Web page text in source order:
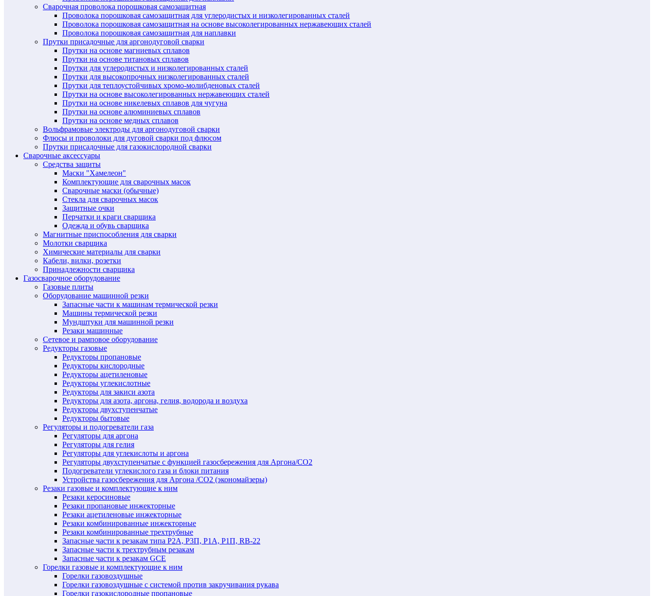
Сварочная проволока порошковая самозащитная
Проволока порошковая самозащитная для углеродистых и низколегированных сталей
Проволока порошковая самозащитная на основе высоколегированных нержавеющих сталей
Проволока порошковая самозащитная для наплавки
Прутки присадочные для аргонодуговой сварки
Прутки на основе магниевых сплавов
Прутки на основе титановых сплавов
Прутки для углеродистых и низколегированных сталей
Прутки для высокопрочных низколегированных сталей
Прутки для теплоустойчивых хромо-молибденовых сталей
Прутки на основе высоколегированных нержавеющих сталей
Прутки на основе никелевых сплавов для чугуна
Прутки на основе алюминиевых сплавов
Прутки на основе медных сплавов
Вольфрамовые электроды для аргонодуговой сварки
Флюсы и проволоки для дуговой сварки под флюсом
Прутки присадочные для газокислородной сварки
Сварочные аксессуары
Средства защиты
Маски "Хамелеон"
Комплектующие для сварочных масок
Сварочные маски (обычные)
Стекла для сварочных масок
Защитные очки
Перчатки и краги сварщика
Одежда и обувь сварщика
Магнитные приспособления для сварки
Молотки сварщика
Химические материалы для сварки
Кабели, вилки, розетки
Принадлежности сварщика
Газосварочное оборудование
Газовые плиты
Оборудование машинной резки
Запасные части к машинам термической резки
Машины термической резки
Мундштуки для машинной резки
Резаки машинные
Сетевое и рамповое оборудование
Редукторы газовые
Редукторы пропановые
Редукторы кислородные
Редукторы ацетиленовые
Редукторы углекислотные
Редукторы для закиси азота
Редукторы для азота, аргона, гелия, водорода и воздуха
Редукторы двухступенчатые
Редукторы бытовые
Регуляторы и подогреватели газа
Регуляторы для аргона
Регуляторы для гелия
Регуляторы для углекислоты и аргона
Регуляторы двухступенчатые c функцией газосбережения для Аргона/СО2
Подогреватели углекислого газа и блоки питания
Устройства газосбережения для Аргона /СО2 (экономайзеры)
Резаки газовые и комплектующие к ним
Резаки керосиновые
Резаки пропановые инжекторные
Резаки ацетиленовые инжекторные
Резаки комбинированные инжекторные
Резаки комбинированные трехтрубные
Запасные части к резакам типа Р2А, Р3П, Р1А, Р1П, RB-22
Запасные части к трехтрубным резакам
Запасные части к резакам GCE
Горелки газовые и комплектующие к ним
Горелки газовоздушные
Горелки газовоздушные с системой против закручивания рукава
Горелки газокислородные пропановые